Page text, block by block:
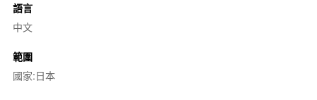
語言
中文
範圍
國家:日本